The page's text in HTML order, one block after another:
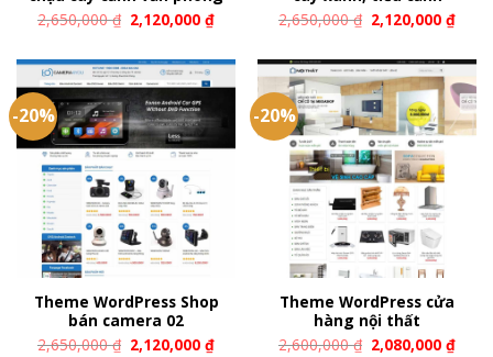
2,650,000₫ 2,120,000₫
2,650,000₫ 2,120,000₫
-20%
Theme WordPress Shop
bán camera 02
2,650,000₫ 2,120,000₫
-20%
Theme WordPress cửa
hàng nội thất
2,600,000₫ 2,080,000₫